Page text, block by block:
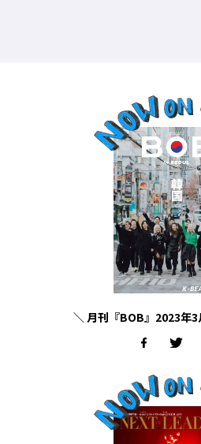
＼ 月刊『BOB』2023年3